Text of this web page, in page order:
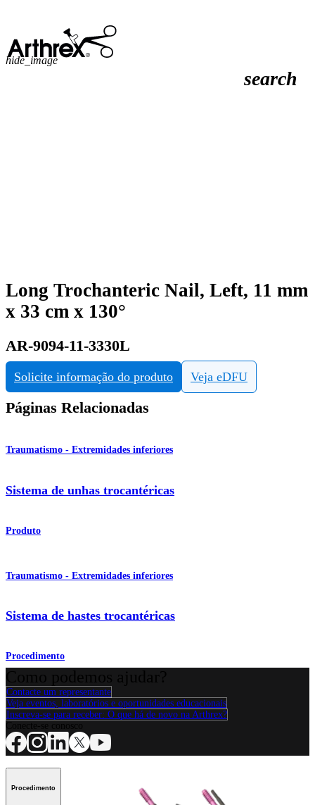
search
hide_image
Long Trochanteric Nail, Left, 11 mm
x 33 cm x 130°
AR-9094-11-3330L
Solicite informação do produto Veja eDFU
Páginas Relacionadas
Traumatismo - Extremidades inferiores
Sistema de unhas trocantéricas
Produto
Traumatismo - Extremidades inferiores
Sistema de hastes trocantéricas
Procedimento
Contacte um representante
Veja eventos, laboratórios e oportunidades educacionais
Inscreva-se para receber: O que há de novo na Arthrex?
Procedimento